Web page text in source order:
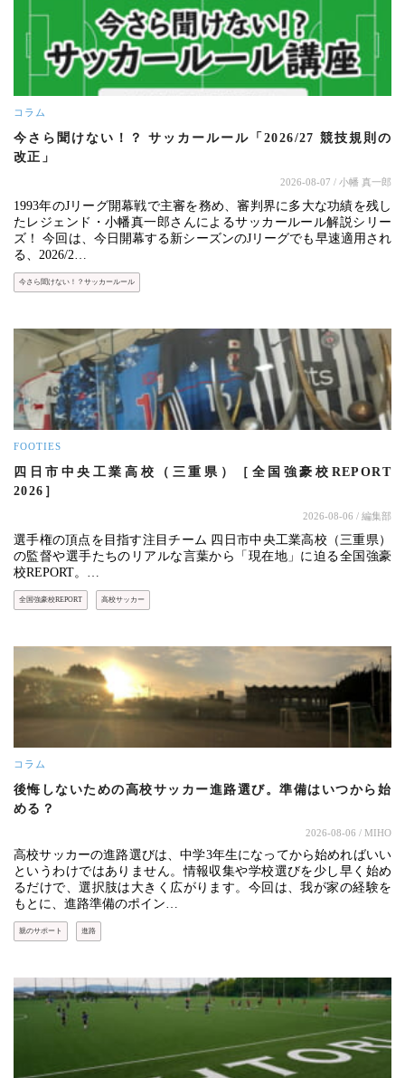
コラム
今さら聞けない！？ サッカールール「2026/27 競技規則の
改正」
2026-08-07 / 小幡 真一郎
1993年のJリーグ開幕戦で主審を務め、審判界に多大な功績を残し
たレジェンド・小幡真一郎さんによるサッカールール解説シリー
ズ！ 今回は、今日開幕する新シーズンのJリーグでも早速適用され
る、2026/2…
今さら聞けない！？サッカールール
FOOTIES
四日市中央工業高校（三重県）［全国強豪校REPORT
2026］
2026-08-06 / 編集部
選手権の頂点を目指す注目チーム 四日市中央工業高校（三重県）
の監督や選手たちのリアルな言葉から「現在地」に迫る全国強豪
校REPORT。…
全国強豪校REPORT 高校サッカー
コラム
後悔しないための高校サッカー進路選び。準備はいつから始
める？
2026-08-06 / MIHO
高校サッカーの進路選びは、中学3年生になってから始めればいい
というわけではありません。情報収集や学校選びを少し早く始め
るだけで、選択肢は大きく広がります。今回は、我が家の経験を
もとに、進路準備のポイン…
親のサポート 進路